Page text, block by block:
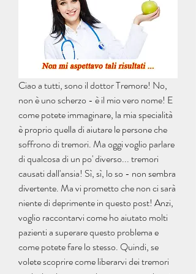
Ciao a tutti, sono il dottor Tremore! No,
non è uno scherzo - è il mio vero nome! E
come potete immaginare, la mia specialità
è proprio quella di aiutare le persone che
soffrono di tremori. Ma oggi voglio parlare
di qualcosa di un po' diverso... tremori
causati dall'ansia! Sì, sì, lo so - non sembra
divertente. Ma vi prometto che non ci sarà
niente di deprimente in questo post! Anzi,
voglio raccontarvi come ho aiutato molti
pazienti a superare questo problema e
come potete fare lo stesso. Quindi, se
volete scoprire come liberarvi dei tremori